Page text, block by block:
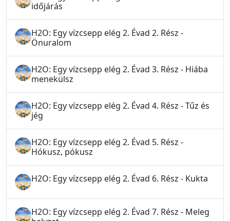
időjárás
H2O: Egy vízcsepp elég 2. Évad 2. Rész -
Önuralom
H2O: Egy vízcsepp elég 2. Évad 3. Rész - Hiába
menekülsz
H2O: Egy vízcsepp elég 2. Évad 4. Rész - Tűz és
jég
H2O: Egy vízcsepp elég 2. Évad 5. Rész -
Hókusz, pókusz
H2O: Egy vízcsepp elég 2. Évad 6. Rész - Kukta
H2O: Egy vízcsepp elég 2. Évad 7. Rész - Meleg